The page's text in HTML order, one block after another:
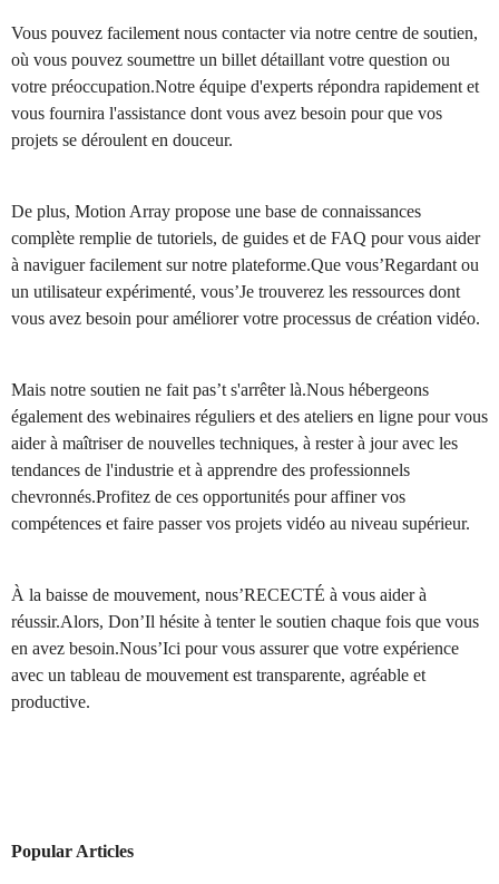
Vous pouvez facilement nous contacter via notre centre de soutien,
où vous pouvez soumettre un billet détaillant votre question ou
votre préoccupation.Notre équipe d'experts répondra rapidement et
vous fournira l'assistance dont vous avez besoin pour que vos
projets se déroulent en douceur.
De plus, Motion Array propose une base de connaissances
complète remplie de tutoriels, de guides et de FAQ pour vous aider
à naviguer facilement sur notre plateforme.Que vous’Regardant ou
un utilisateur expérimenté, vous’Je trouverez les ressources dont
vous avez besoin pour améliorer votre processus de création vidéo.
Mais notre soutien ne fait pas’t s'arrêter là.Nous hébergeons
également des webinaires réguliers et des ateliers en ligne pour vous
aider à maîtriser de nouvelles techniques, à rester à jour avec les
tendances de l'industrie et à apprendre des professionnels
chevronnés.Profitez de ces opportunités pour affiner vos
compétences et faire passer vos projets vidéo au niveau supérieur.
À la baisse de mouvement, nous’RECECTÉ à vous aider à
réussir.Alors, Don’Il hésite à tenter le soutien chaque fois que vous
en avez besoin.Nous’Ici pour vous assurer que votre expérience
avec un tableau de mouvement est transparente, agréable et
productive.
Popular Articles